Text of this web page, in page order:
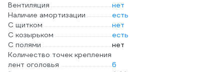
Вентиляция
нет
Наличие амортизации
есть
С щитком
нет
С козырьком
есть
С полями
нет
Количество точек крепления
лент оголовья
6